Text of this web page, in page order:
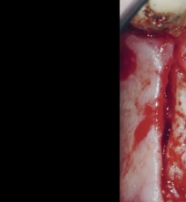
Maiorana C, et al.: Open